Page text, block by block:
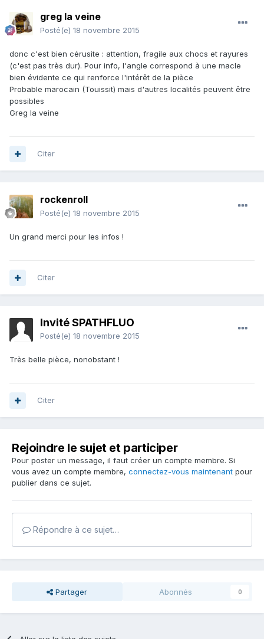
greg la veine
Posté(e) 18 novembre 2015
donc c'est bien cérusite : attention, fragile aux chocs et rayures
(c'est pas très dur). Pour info, l'angle correspond à une macle
bien évidente ce qui renforce l'intérêt de la pièce
Probable marocain (Touissit) mais d'autres localités peuvent être
possibles
Greg la veine
Citer
rockenroll
Posté(e) 18 novembre 2015
Un grand merci pour les infos !
Citer
Invité SPATHFLUO
Posté(e) 18 novembre 2015
Très belle pièce, nonobstant !
Citer
Rejoindre le sujet et participer
Pour poster un message, il faut créer un compte membre. Si
vous avez un compte membre, connectez-vous maintenant pour
publier dans ce sujet.
Répondre à ce sujet…
Partager Abonnés 0